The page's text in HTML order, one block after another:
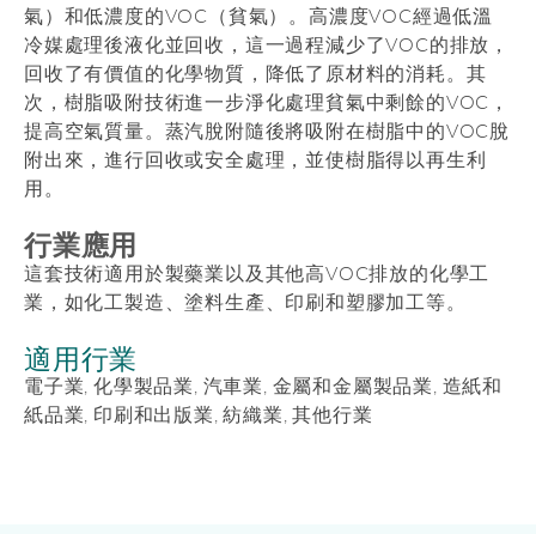
氣）和低濃度的VOC（貧氣）。高濃度VOC經過低溫
冷媒處理後液化並回收，這一過程減少了VOC的排放，
回收了有價值的化學物質，降低了原材料的消耗。其
次，樹脂吸附技術進一步淨化處理貧氣中剩餘的VOC，
提高空氣質量。蒸汽脫附隨後將吸附在樹脂中的VOC脫
附出來，進行回收或安全處理，並使樹脂得以再生利
用。
行業應用
這套技術適用於製藥業以及其他高VOC排放的化學工
業，如化工製造、塗料生產、印刷和塑膠加工等。
適用行業
電子業, 化學製品業, 汽車業, 金屬和金屬製品業, 造紙和
紙品業, 印刷和出版業, 紡織業, 其他行業